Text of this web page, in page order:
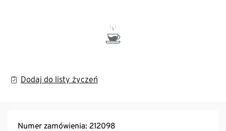
Dodaj do listy życzeń
Numer zamówienia: 212098